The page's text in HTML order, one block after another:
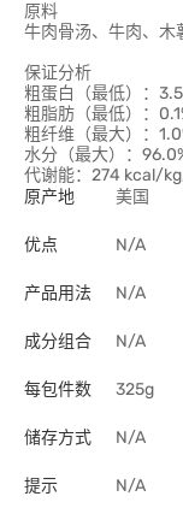
原料
牛肉骨汤、牛肉、木
保证分析
粗蛋白（最低）：
粗脂肪（最低）：
粗纤维（最大）：
水分（最大）：
代谢能：274 kcal/
原产地
美国
优点 N/A
产品用法 N/A
成分组合 N/A
每包件数 325g
储存方式 N/A
提示 N/A